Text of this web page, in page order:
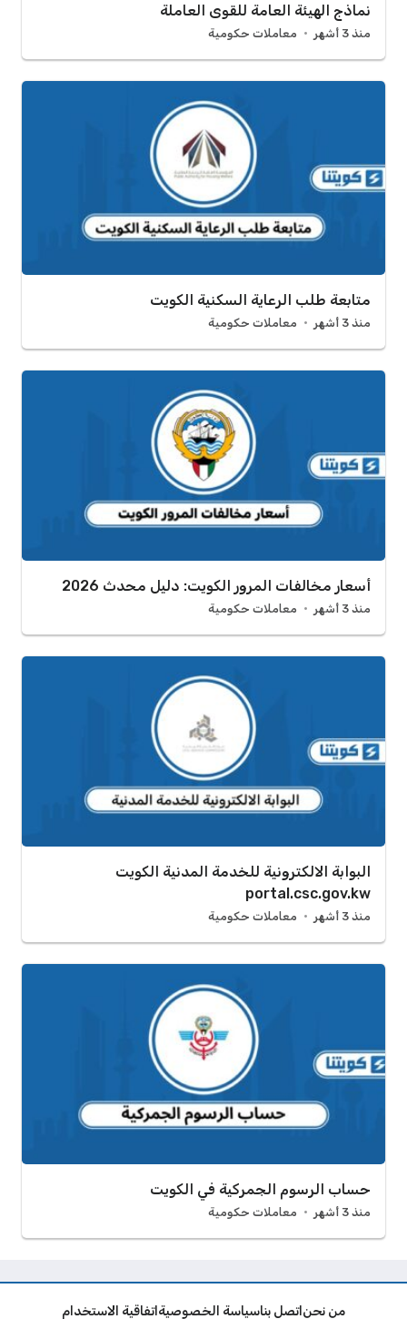
نماذج الهيئة العامة للقوى العاملة
منذ 3 أشهر معاملات حكومية
متابعة طلب الرعاية السكنية الكويت
منذ 3 أشهر معاملات حكومية
أسعار مخالفات المرور الكويت: دليل محدث 2026
منذ 3 أشهر معاملات حكومية
البوابة الالكترونية للخدمة المدنية الكويت
portal.csc.gov.kw
منذ 3 أشهر معاملات حكومية
حساب الرسوم الجمركية في الكويت
منذ 3 أشهر معاملات حكومية
من نحن اتصل بناسياسة الخصوصية اتفاقية الاستخدام